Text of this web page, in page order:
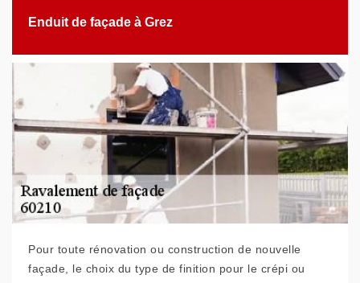
Enduit de façade à Grez
Pour toute rénovation ou construction de nouvelle
façade, le choix du type de finition pour le crépi ou